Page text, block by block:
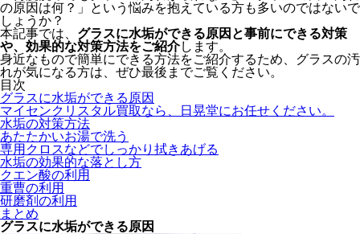
の原因は何？」という悩みを抱えている方も多いのではないで
しょうか？
本記事では、 グラスに水垢ができる原因と事前にできる対策
や、効果的な対策方法をご紹介します。
身近なもので簡単にできる方法をご紹介するため、グラスの汚
れが気になる方は、ぜひ最後までご覧ください。
目次
グラスに水垢ができる原因
マイセンクリスタル買取なら、日晃堂にお任せください。
水垢の対策方法
あたたかいお湯で洗う
専用クロスなどでしっかり拭きあげる
水垢の効果的な落とし方
クエン酸の利用
重曹の利用
研磨剤の利用
まとめ
グラスに水垢ができる原因